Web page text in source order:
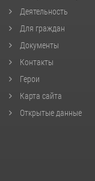
Деятельность
Для граждан
Документы
Контакты
Герои
Карта сайта
Открытые данные